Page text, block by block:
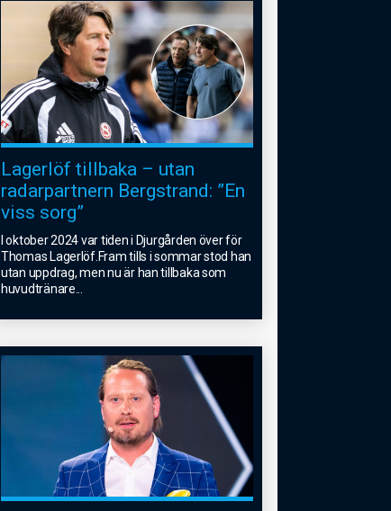
Lagerlöf tillbaka – utan
radarpartnern Bergstrand: ”En
viss sorg”
I oktober 2024 var tiden i Djurgården över för
Thomas Lagerlöf.Fram tills i sommar stod han
utan uppdrag, men nu är han tillbaka som
huvudtränare